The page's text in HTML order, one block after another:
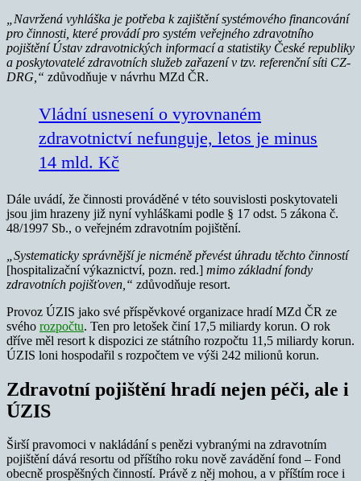
„Navržená vyhláška je potřeba k zajištění systémového financování
pro činnosti, které provádí pro systém veřejného zdravotního
pojištění Ústav zdravotnických informací a statistiky České republiky
a poskytovatelé zdravotních služeb zařazení v tzv. referenční síti CZ-
DRG,“ zdůvodňuje v návrhu MZd ČR.
Vládní usnesení o vyrovnaném
zdravotnictví nefunguje, letos je minus
14 mld. Kč
Dále uvádí, že činnosti prováděné v této souvislosti poskytovateli
jsou jim hrazeny již nyní vyhláškami podle § 17 odst. 5 zákona č.
48/1997 Sb., o veřejném zdravotním pojištění.
„Systematicky správnější je nicméně převést úhradu těchto činností
[hospitalizační výkaznictví, pozn. red.] mimo základní fondy
zdravotních pojišťoven,“ zdůvodňuje resort.
Provoz ÚZIS jako své příspěvkové organizace hradí MZd ČR ze
svého rozpočtu. Ten pro letošek činí 17,5 miliardy korun. O rok
dříve měl resort k dispozici ze státního rozpočtu 11,5 miliardy korun.
ÚZIS loni hospodařil s rozpočtem ve výši 242 milionů korun.
Zdravotní pojištění hradí nejen péči, ale i
ÚZIS
Širší pravomoci v nakládání s penězi vybranými na zdravotním
pojištění dává resortu od příštího roku nově zavádění fond – Fond
obecně prospěšných činností. Právě z něj mohou, a v příštím roce i